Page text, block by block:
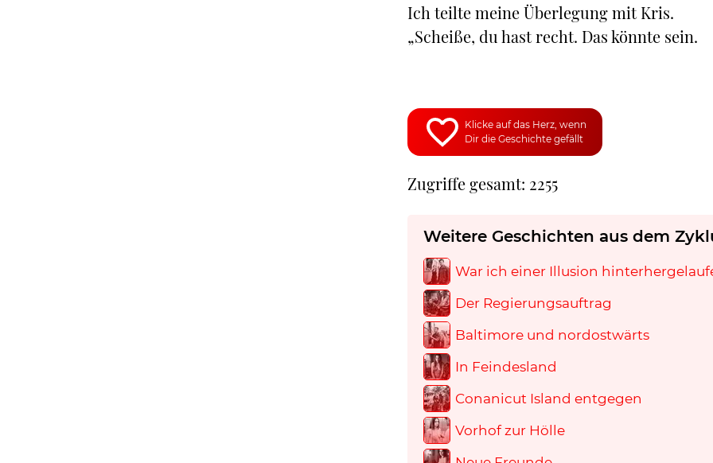
Ich teilte meine Überlegung mit Kris.
„Scheiße, du hast recht. Das könnte sein.
Klicke auf das Herz, wenn
Dir die Geschichte gefällt
Zugriffe gesamt: 2255
Weitere Geschichten aus dem
War ich einer Illusion
Der Regierungsauftrag
Baltimore und nordostwärts
In Feindesland
Conanicut Island entgegen
Vorhof zur Hölle